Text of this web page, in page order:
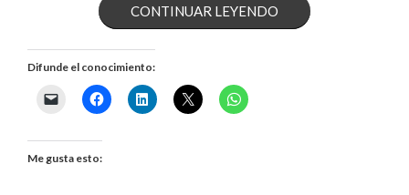
CONTINUAR LEYENDO««EL
Difunde el conocimiento:
Me gusta esto: